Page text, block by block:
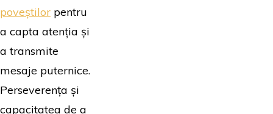
poveștilor pentru
a capta atenția și
a transmite
mesaje puternice.
Perseverența și
capacitatea de a